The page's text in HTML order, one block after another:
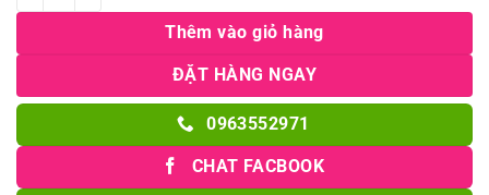
Thêm vào giỏ hàng
ĐẶT HÀNG NGAY
0963552971
CHAT FACBOOK